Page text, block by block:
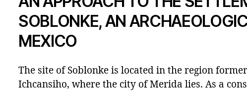
SOBLONKE, AN
MEXICO
The site of Soblonke is located in the region
Ichcansiho, where the city of Merida lies. As a